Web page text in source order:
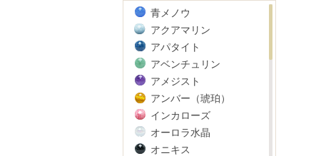
青メノウ
アクアマリン
アパタイト
アベンチュリン
アメジスト
アンバー（琥珀）
インカローズ
オーロラ水晶
オニキス